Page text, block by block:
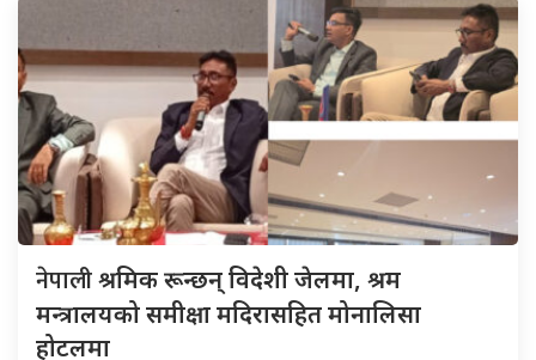
नेपालीश्रमिक रून्छन् विदेशी जेलमा, श्रम
मन्त्रालयको समीक्षा मदिरासहित मोनालिसा
होटलमा